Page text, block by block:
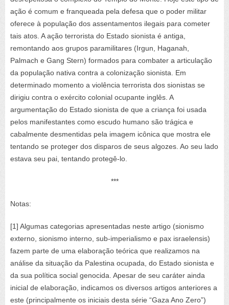
ação é comum e franqueada pela defesa que o poder militar
oferece à população dos assentamentos ilegais para cometer
tais atos. A ação terrorista do Estado sionista é antiga,
remontando aos grupos paramilitares (Irgun, Haganah,
Palmach e Gang Stern) formados para combater a articulação
da população nativa contra a colonização sionista. Em
determinado momento a violência terrorista dos sionistas se
dirigiu contra o exército colonial ocupante inglês. A
argumentação do Estado sionista de que a criança foi usada
pelos manifestantes como escudo humano são trágica e
cabalmente desmentidas pela imagem icônica que mostra ele
tentando se proteger dos disparos de seus algozes. Ao seu lado
estava seu pai, tentando protegê-lo.
***
Notas:
[1] Algumas categorias apresentadas neste artigo (sionismo
externo, sionismo interno, sub-imperialismo e pax israelensis)
fazem parte de uma elaboração teórica que realizamos na
análise da situação da Palestina ocupada, do Estado sionista e
da sua política social genocida. Apesar de seu caráter ainda
inicial de elaboração, indicamos os diversos artigos anteriores a
este (principalmente os iniciais desta série “Gaza Ano Zero”)